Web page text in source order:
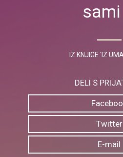
IZ KNJIGE 'IZ
DELI S
Twitter
E-mail